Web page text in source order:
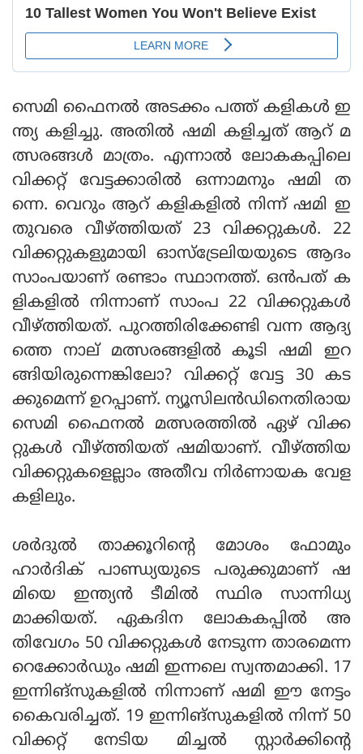
സെമി ഫൈനല്‍ അടക്കം പത്ത് കളികള്‍ ഇ
ന്ത്യ കളിച്ചു. അതില്‍ ഷമി കളിച്ചത് ആറ് മ
ത്സരങ്ങള്‍ മാത്രം. എന്നാല്‍ ലോകകപ്പിലെ
വിക്കറ്റ് വേട്ടക്കാരില്‍ ഒന്നാമനും ഷമി ത
ന്നെ. വെറും ആറ് കളികളില്‍ നിന്ന് ഷമി ഇ
തുവരെ വീഴ്ത്തിയത് 23 വിക്കറ്റുകള്‍. 22
വിക്കറ്റുകളുമായി ഓസ്‌ട്രേലിയയുടെ ആദം
സാംപയാണ് രണ്ടാം സ്ഥാനത്ത്. ഒന്‍പത് ക
ളികളില്‍ നിന്നാണ് സാംപ 22 വിക്കറ്റുകള്‍
വീഴ്ത്തിയത്. പുറത്തിരിക്കേണ്ടി വന്ന ആദ്യ
ത്തെ നാല് മത്സരങ്ങളില്‍ കൂടി ഷമി ഇറ
ങ്ങിയിരുന്നെങ്കിലോ? വിക്കറ്റ് വേട്ട 30 കട
ക്കുമെന്ന് ഉറപ്പാണ്. ന്യൂസിലന്‍ഡിനെതിരായ
സെമി ഫൈനല്‍ മത്സരത്തില്‍ ഏഴ് വിക്ക
റ്റുകള്‍ വീഴ്ത്തിയത് ഷമിയാണ്. വീഴ്ത്തിയ
വിക്കറ്റുകളെല്ലാം അതീവ നിര്‍ണായക വേള
കളിലും.
ശര്‍ദുല്‍ താക്കൂറിന്റെ മോശം ഫോമും
ഹാര്‍ദിക് പാണ്ഡ്യയുടെ പരുക്കുമാണ് ഷ
മിയെ ഇന്ത്യന്‍ ടീമില്‍ സ്ഥിര സാന്നിധ്യ
മാക്കിയത്. ഏകദിന ലോകകപ്പില്‍ അ
തിവേഗം 50 വിക്കറ്റുകള്‍ നേടുന്ന താരമെന്ന
റെക്കോര്‍ഡും ഷമി ഇന്നലെ സ്വന്തമാക്കി. 17
ഇന്നിങ്‌സുകളില്‍ നിന്നാണ് ഷമി ഈ നേട്ടം
കൈവരിച്ചത്. 19 ഇന്നിങ്‌സുകളില്‍ നിന്ന് 50
വിക്കറ്റ് നേടിയ മിച്ചല്‍ സ്റ്റാര്‍ക്കിന്റെ